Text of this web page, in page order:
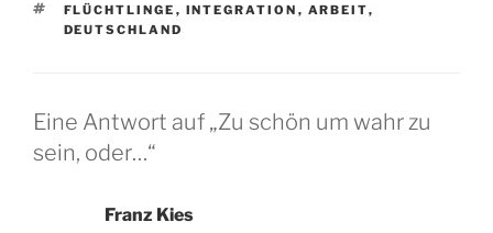
Hotel von innen zu sehen.
SCHLAGWÖRTER
FLÜCHTLINGE , INTEGRATION , ARBEIT,
DEUTSCHLAND
Eine Antwort auf „Zu schön um wahr zu
sein, oder…“
Franz Kies